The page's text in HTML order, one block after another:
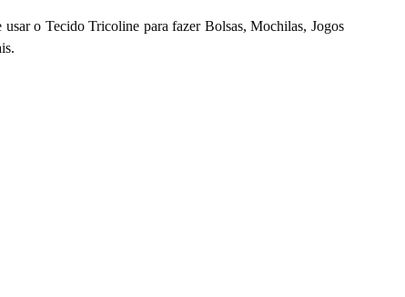
o Tecido Tricoline para fazer Bolsas, Mochilas, Jogos